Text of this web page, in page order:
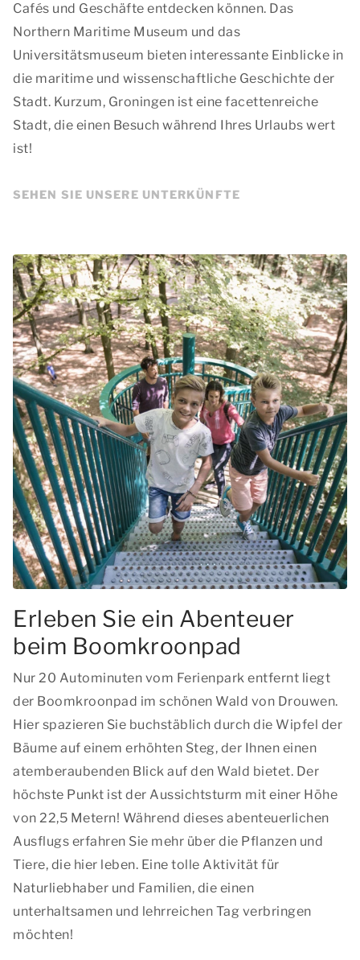
Cafés und Geschäfte entdecken können. Das
Northern Maritime Museum und das
Universitätsmuseum bieten interessante Einblicke in
die maritime und wissenschaftliche Geschichte der
Stadt. Kurzum, Groningen ist eine facettenreiche
Stadt, die einen Besuch während Ihres Urlaubs wert
ist!
SEHEN SIE UNSERE UNTERKÜNFTE
Erleben Sie ein Abenteuer
beim Boomkroonpad
Nur 20 Autominuten vom Ferienpark entfernt liegt
der Boomkroonpad im schönen Wald von Drouwen.
Hier spazieren Sie buchstäblich durch die Wipfel der
Bäume auf einem erhöhten Steg, der Ihnen einen
atemberaubenden Blick auf den Wald bietet. Der
höchste Punkt ist der Aussichtsturm mit einer Höhe
von 22,5 Metern! Während dieses abenteuerlichen
Ausflugs erfahren Sie mehr über die Pflanzen und
Tiere, die hier leben. Eine tolle Aktivität für
Naturliebhaber und Familien, die einen
unterhaltsamen und lehrreichen Tag verbringen
möchten!